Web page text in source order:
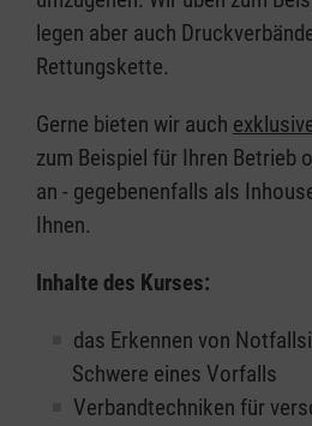
legen aber auch
Rettungskette.
Gerne bieten wir auch
zum Beispiel für Ihren Betrieb
an - gegebenenfalls als
Ihnen.
Inhalte des Kurses:
das Erkennen von
Schwere eines Vorfalls
Verbandtechniken für